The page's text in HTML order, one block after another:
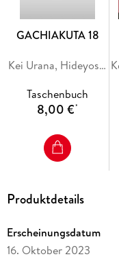
GACHIAKUTA 18
Kei Urana, Hideyoshi Andou
Taschenbuch
8,00 €*
Produktdetails
Erscheinungsdatum
16. Oktober 2023